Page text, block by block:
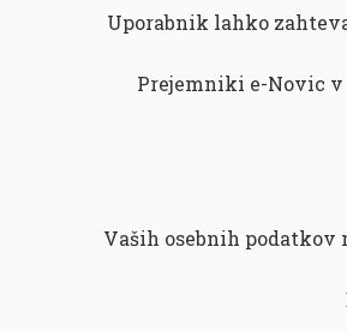
Uporabnik lahko
Prejemniki e-Novic v
Vaših osebnih podatkov